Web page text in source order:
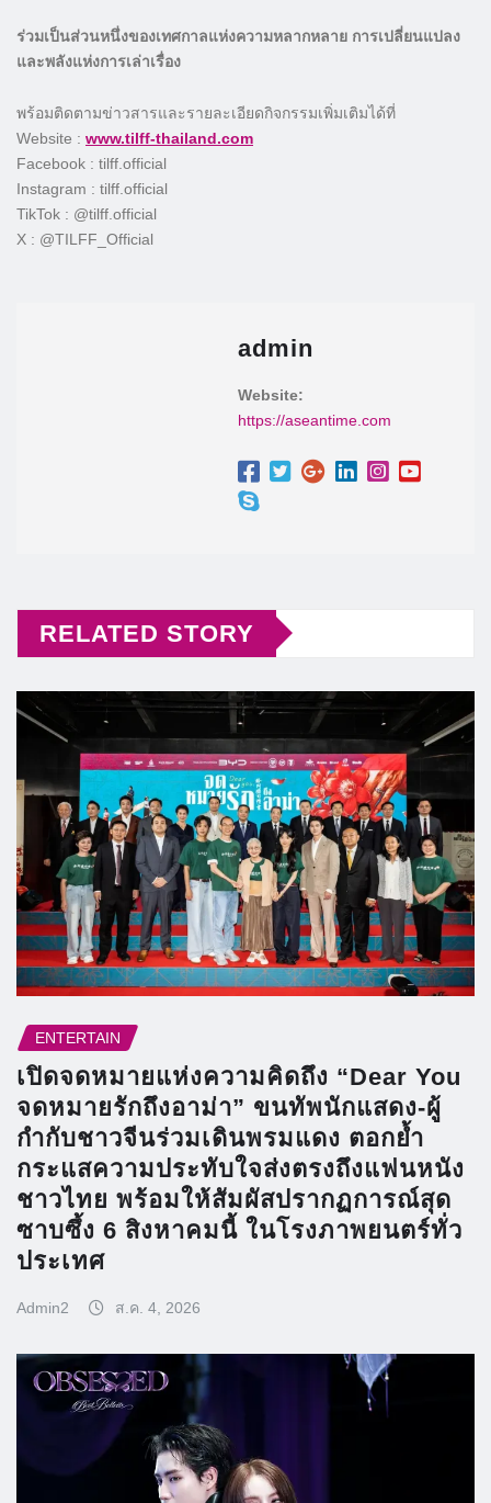
​ร่วมเป็นส่วนหนึ่งของเทศกาลแห่งความหลากหลาย การเปลี่ยนแปลง
และพลังแห่งการเล่าเรื่อง
พร้อมติดตามข่าวสารและรายละเอียดกิจกรรมเพิ่มเติมได้ที่
Website : www.tilff-thailand.com
Facebook : tilff.official
Instagram : tilff.official
TikTok : @tilff.official
X : @TILFF_Official
admin
Website:
https://aseantime.com
RELATED STORY
ENTERTAIN
เปิดจดหมายแห่งความคิดถึง “Dear You
จดหมายรักถึงอาม่า” ขนทัพนักแสดง-ผู้
กำกับชาวจีนร่วมเดินพรมแดง ตอกย้ำ
กระแสความประทับใจส่งตรงถึงแฟนหนัง
ชาวไทย พร้อมให้สัมผัสปรากฏการณ์สุด
ซาบซึ้ง 6 สิงหาคมนี้ ในโรงภาพยนตร์ทั่ว
ประเทศ
Admin2 ส.ค. 4, 2026